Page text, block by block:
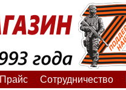
Прайс Сотрудничество